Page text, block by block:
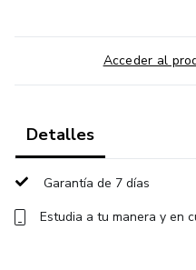
de entender.
Acceder al
Detalles
Garantía de 7 días
Estudia a tu manera y en